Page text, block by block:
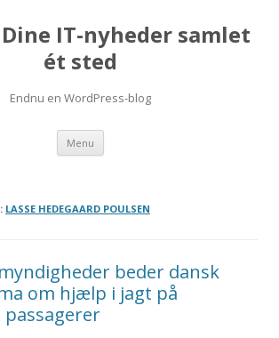
IT-nyheder samlet
ét sted
Endnu en WordPress-blog
Menu Skip
content
LASSE HEDEGAARD POULSEN
beder dansk
om hjælp i jagt på